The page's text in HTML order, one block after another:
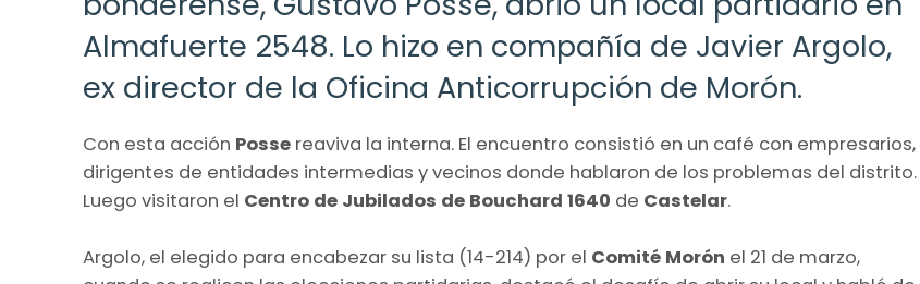
Almafuerte 2548. Lo hizo en compañía de Javier Argolo,
ex director de la Oficina Anticorrupción de Morón.
Con esta acción Posse reaviva la interna. El encuentro consistió en un café con empresarios,
dirigentes de entidades intermedias y vecinos donde hablaron de los problemas del distrito.
Luego visitaron el Centro de Jubilados de Bouchard 1640 de Castelar.
Argolo, el elegido para encabezar su lista (14-214) por el Comité Morón el 21 de marzo,